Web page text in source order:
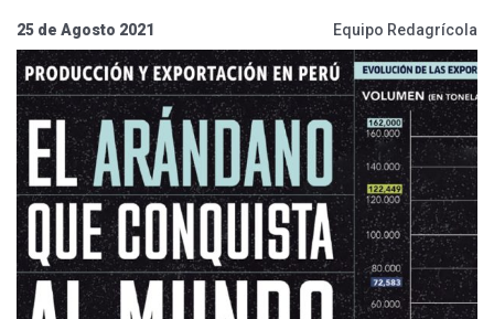
25 de Agosto 2021 Equipo Redagrícola